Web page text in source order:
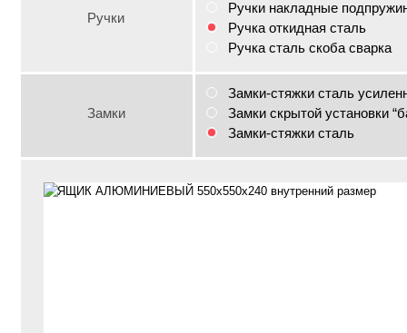
Ручки
Ручки накладные
Ручка откидная сталь
Ручка сталь скоба сварка
Замки
Замки-стяжки сталь
Замки скрытой установки
Замки-стяжки сталь